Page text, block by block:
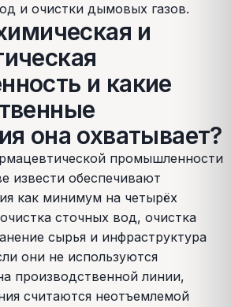
и очистки дымовых газов.
и
и какие
она охватывает?
промышленности
извести обеспечивают
как минимум на четырёх
сточных вод, очистка
сырья и инфраструктура
они не используются
производственной линии,
считаются неотъемлемой